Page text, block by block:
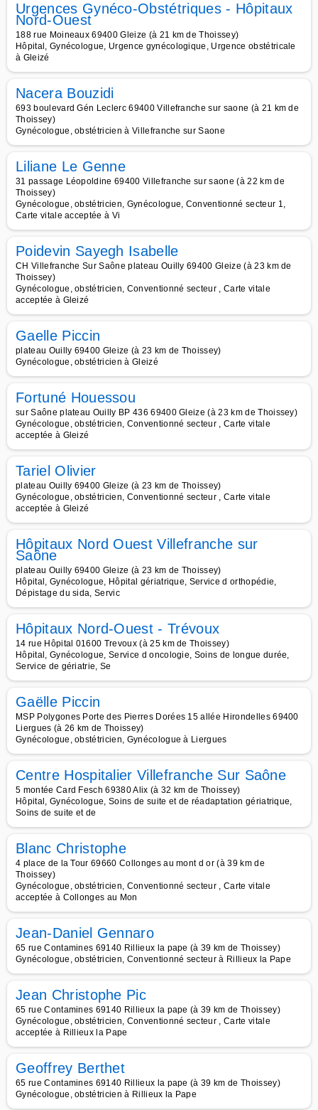
Urgences Gynéco-Obstétriques - Hôpitaux
Nord-Ouest
188 rue Moineaux 69400 Gleize (à 21 km de Thoissey)
Hôpital, Gynécologue, Urgence gynécologique, Urgence obstétricale
à Gleizé
Nacera Bouzidi
693 boulevard Gén Leclerc 69400 Villefranche sur saone (à 21 km de
Thoissey)
Gynécologue, obstétricien à Villefranche sur Saone
Liliane Le Genne
31 passage Léopoldine 69400 Villefranche sur saone (à 22 km de
Thoissey)
Gynécologue, obstétricien, Gynécologue, Conventionné secteur 1,
Carte vitale acceptée à Vi
Poidevin Sayegh Isabelle
CH Villefranche Sur Saône plateau Ouilly 69400 Gleize (à 23 km de
Thoissey)
Gynécologue, obstétricien, Conventionné secteur , Carte vitale
acceptée à Gleizé
Gaelle Piccin
plateau Ouilly 69400 Gleize (à 23 km de Thoissey)
Gynécologue, obstétricien à Gleizé
Fortuné Houessou
sur Saône plateau Ouilly BP 436 69400 Gleize (à 23 km de Thoissey)
Gynécologue, obstétricien, Conventionné secteur , Carte vitale
acceptée à Gleizé
Tariel Olivier
plateau Ouilly 69400 Gleize (à 23 km de Thoissey)
Gynécologue, obstétricien, Conventionné secteur , Carte vitale
acceptée à Gleizé
Hôpitaux Nord Ouest Villefranche sur
Saône
plateau Ouilly 69400 Gleize (à 23 km de Thoissey)
Hôpital, Gynécologue, Hôpital gériatrique, Service d orthopédie,
Dépistage du sida, Servic
Hôpitaux Nord-Ouest - Trévoux
14 rue Hôpital 01600 Trevoux (à 25 km de Thoissey)
Hôpital, Gynécologue, Service d oncologie, Soins de longue durée,
Service de gériatrie, Se
Gaëlle Piccin
MSP Polygones Porte des Pierres Dorées 15 allée Hirondelles 69400
Liergues (à 26 km de Thoissey)
Gynécologue, obstétricien, Gynécologue à Liergues
Centre Hospitalier Villefranche Sur Saône
5 montée Card Fesch 69380 Alix (à 32 km de Thoissey)
Hôpital, Gynécologue, Soins de suite et de réadaptation gériatrique,
Soins de suite et de
Blanc Christophe
4 place de la Tour 69660 Collonges au mont d or (à 39 km de
Thoissey)
Gynécologue, obstétricien, Conventionné secteur , Carte vitale
acceptée à Collonges au Mon
Jean-Daniel Gennaro
65 rue Contamines 69140 Rillieux la pape (à 39 km de Thoissey)
Gynécologue, obstétricien, Conventionné secteur à Rillieux la Pape
Jean Christophe Pic
65 rue Contamines 69140 Rillieux la pape (à 39 km de Thoissey)
Gynécologue, obstétricien, Conventionné secteur , Carte vitale
acceptée à Rillieux la Pape
Geoffrey Berthet
65 rue Contamines 69140 Rillieux la pape (à 39 km de Thoissey)
Gynécologue, obstétricien à Rillieux la Pape